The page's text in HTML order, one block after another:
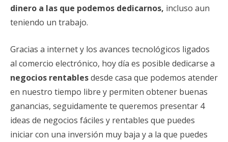
dinero a las que podemos dedicarnos, incluso aun
teniendo un trabajo.
Gracias a internet y los avances tecnológicos ligados
al comercio electrónico, hoy día es posible dedicarse a
negocios rentablesdesde casa que podemos atender
en nuestro tiempo libre y permiten obtener buenas
ganancias, seguidamente te queremos presentar 4
ideas de negocios fáciles y rentables que puedes
iniciar con una inversión muy baja y a la que puedes